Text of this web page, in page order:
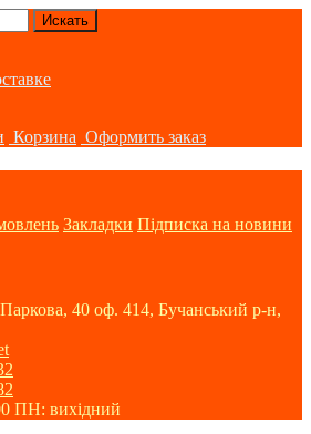
Корзина Оформить заказ
Закладки Підписка на новини
40 оф. 414, Бучанський р-н,
ПН: вихідний